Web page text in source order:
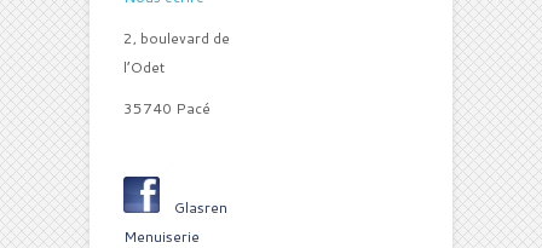
2, boulevard de
l’Odet
35740 Pacé
Glasren
Menuiserie